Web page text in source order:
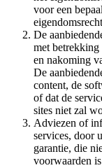
voor een
De
met
en nakoming
De
content, de
of dat de
sites niet zal
Adviezen of
services, door
garantie, die
voorwaarden